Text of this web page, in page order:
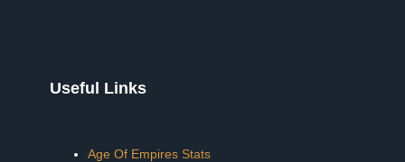
Useful Links
Age Of Empires Stats